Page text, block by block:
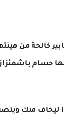
كالحة من
حسام
ليخاف منك